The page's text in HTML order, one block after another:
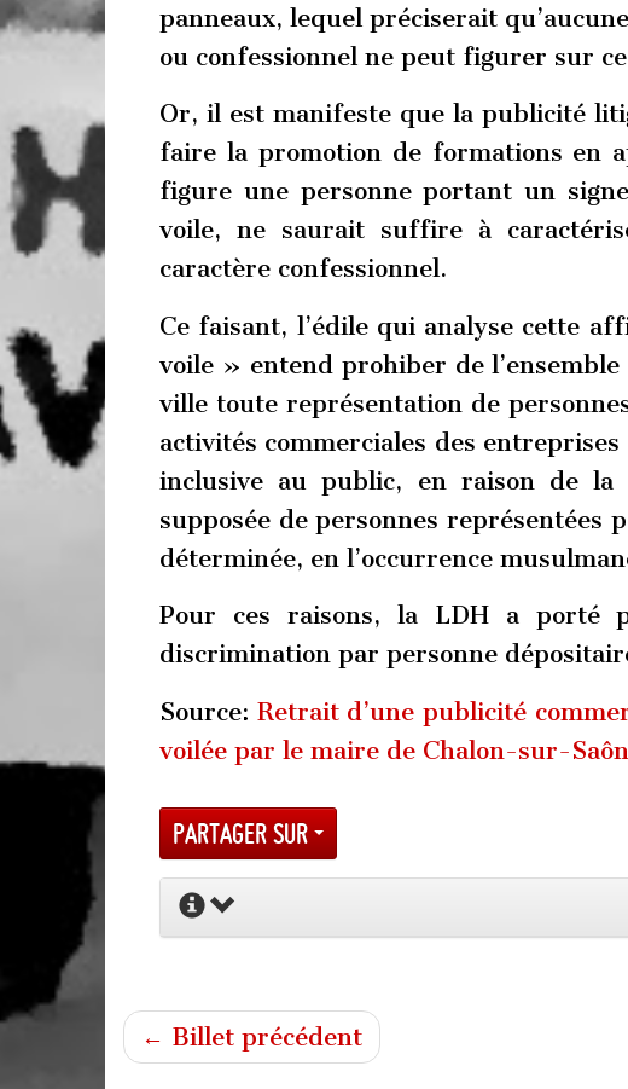
panneaux, lequel préciserait
ou confessionnel ne peut figurer sur
Or, il est manifeste que la publicité
faire la promotion de formations en
figure une personne portant un
voile, ne saurait suffire à
caractère confessionnel.
Ce faisant, l’édile qui analyse cette
voile » entend prohiber de
ville toute représentation de
activités commerciales des
inclusive au public, en raison de la
supposée de personnes représentées
déterminée, en l’occurrence
Pour ces raisons, la LDH a porté
discrimination par personne
Source: Retrait d’une publicité
voilée par le maire de Chalon-sur-
Partager sur
← Billet précédent